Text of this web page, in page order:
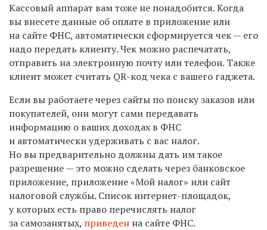
Кассовый аппарат вам тоже не понадобится. Когда
вы внесете данные об оплате в приложение или
на сайте ФНС, автоматически сформируется чек — его
надо передать клиенту. Чек можно распечатать,
отправить на электронную почту или телефон. Также
клиент может считать QR-код чека с вашего гаджета.
Если вы работаете через сайты по поиску заказов или
покупателей, они могут сами передавать
информацию о ваших доходах в ФНС
и автоматически удерживать с вас налог.
Но вы предварительно должны дать им такое
разрешение — это можно сделать через банковское
приложение, приложение «Мой налог» или сайт
налоговой службы. Список интернет-площадок,
у которых есть право перечислять налог
за самозанятых, приведен на сайте ФНС.